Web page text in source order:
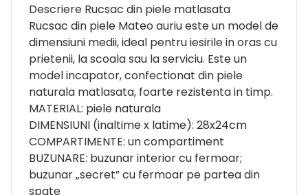
Descriere Rucsac din piele matlasata
Rucsac din piele Mateo auriu este un model de
dimensiuni medii, ideal pentru iesirile in oras cu
prietenii, la scoala sau la serviciu. Este un
model incapator, confectionat din piele
naturala matlasata, foarte rezistenta in timp.
MATERIAL: piele naturala
DIMENSIUNI (inaltime x latime): 28x24cm
COMPARTIMENTE: un compartiment
BUZUNARE: buzunar interior cu fermoar;
buzunar „secret” cu fermoar pe partea din
spate